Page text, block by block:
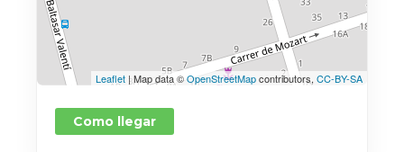
Leaflet | Map data ©OpenStreetMapcontributors, CC-BY-SA
Como llegar